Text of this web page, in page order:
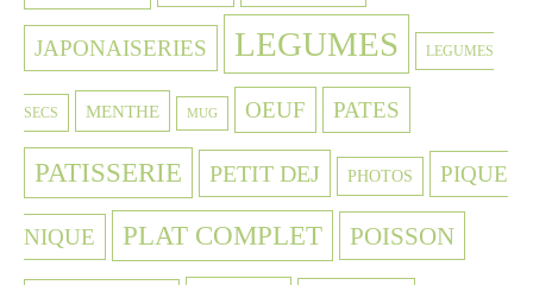
JAPONAISERIES LEGUMES LEGUMES
SECS MENTHE MUG OEUF PATES
PATISSERIE PETIT DEJ PHOTOS PIQUE
NIQUE PLAT COMPLET POISSON